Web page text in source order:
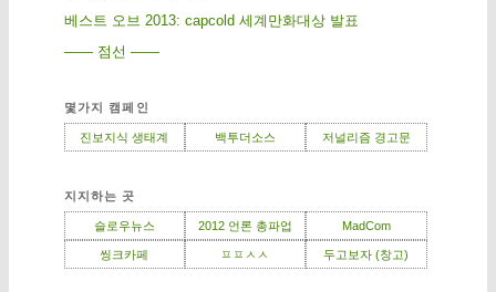
베스트 오브 2013: capcold 세계만화대상 발표
—— 점선 ——
몇가지 캠페인
진보지식 생태계 백투더소스 저널리즘 경고문
지지하는 곳
슬로우뉴스 2012 언론 총파업 MadCom
씽크카페 ㅍㅍㅅㅅ 두고보자 (창고)